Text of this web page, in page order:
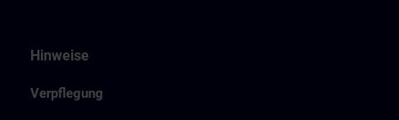
Hinweise
Verpflegung